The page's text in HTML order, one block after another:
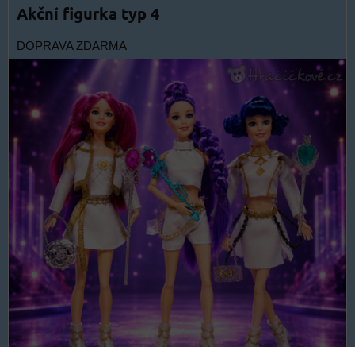
Akční figurka typ 4
DOPRAVA ZDARMA